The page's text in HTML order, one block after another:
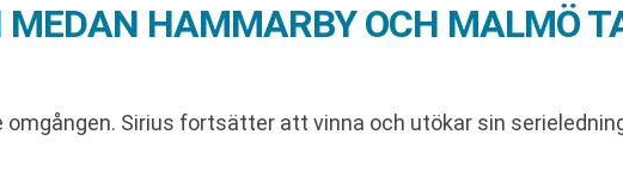
MEDAN HAMMARBY OCH MALMÖ
Sirius fortsätter att vinna och utökar sin